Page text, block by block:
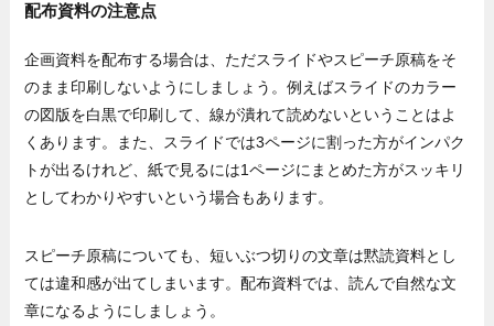
配布資料の注意点
企画資料を配布する場合は、ただスライドやスピーチ原稿をそ
のまま印刷しないようにしましょう。例えばスライドのカラー
の図版を白黒で印刷して、線が潰れて読めないということはよ
くあります。また、スライドでは3ページに割った方がインパク
トが出るけれど、紙で見るには1ページにまとめた方がスッキリ
としてわかりやすいという場合もあります。
スピーチ原稿についても、短いぶつ切りの文章は黙読資料とし
ては違和感が出てしまいます。配布資料では、読んで自然な文
章になるようにしましょう。